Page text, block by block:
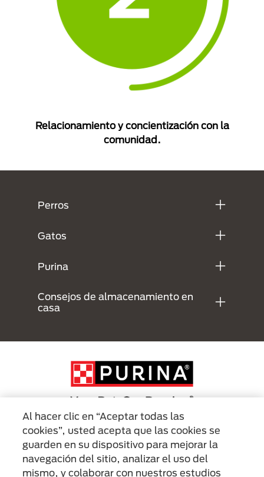
Relacionamiento y concientización con la
comunidad.
Perros
Gatos
Purina
Consejos de almacenamiento en
casa
Menu Footer Secundario Purina
All Nestlé Purina trademarks owned by Société des Produits Nestlé S.A.,
Al hacer clic en “Aceptar todas las
cookies”, usted acepta que las cookies se
guarden en su dispositivo para mejorar la
navegación del sitio, analizar el uso del
mismo, y colaborar con nuestros estudios